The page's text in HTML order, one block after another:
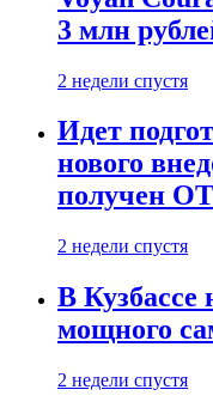
3 млн
2 недели спустя
Идет
нового
получен
2 недели спустя
В Кузбассе
мощного
2 недели спустя